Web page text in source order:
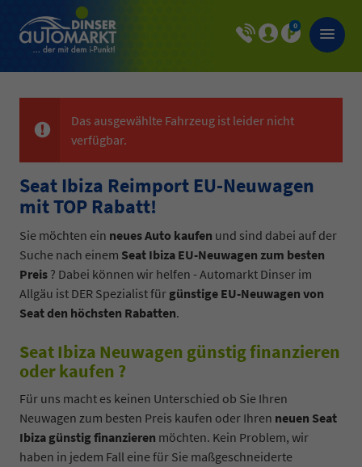
0
Das ausgewählte Fahrzeug ist leider nicht
verfügbar.
Seat Ibiza Reimport EU-Neuwagen
mit TOP Rabatt!
Sie möchten ein neues Auto kaufen und sind dabei auf der
Suche nach einem Seat Ibiza EU-Neuwagen zum besten
Preis ? Dabei können wir helfen - Automarkt Dinser im
Allgäu ist DER Spezialist für günstige EU-Neuwagen von
Seat den höchsten Rabatten.
Seat Ibiza Neuwagen günstig finanzieren
oder kaufen ?
Für uns macht es keinen Unterschied ob Sie Ihren
Neuwagen zum besten Preis kaufen oder Ihren neuen Seat
Ibiza günstig finanzieren möchten. Kein Problem, wir
haben in jedem Fall eine für Sie maßgeschneiderte